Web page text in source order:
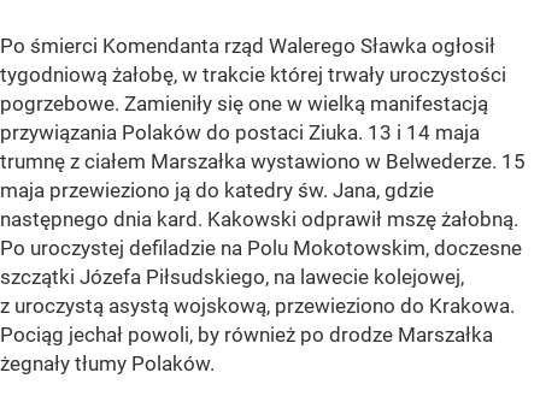
Po śmierci Komendanta rząd Walerego Sławka ogłosił
tygodniową żałobę, w trakcie której trwały uroczystości
pogrzebowe. Zamieniły się one w wielką manifestacją
przywiązania Polaków do postaci Ziuka. 13 i 14 maja
trumnę z ciałem Marszałka wystawiono w Belwederze. 15
maja przewieziono ją do katedry św. Jana, gdzie
następnego dnia kard. Kakowski odprawił mszę żałobną.
Po uroczystej defiladzie na Polu Mokotowskim, doczesne
szczątki Józefa Piłsudskiego, na lawecie kolejowej,
z uroczystą asystą wojskową, przewieziono do Krakowa.
Pociąg jechał powoli, by również po drodze Marszałka
żegnały tłumy Polaków.